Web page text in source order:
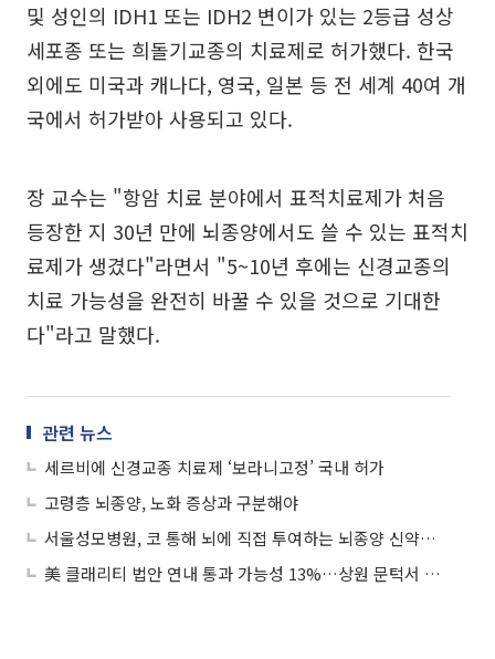
및 성인의 IDH1 또는 IDH2 변이가 있는 2등급 성상
세포종 또는 희돌기교종의 치료제로 허가했다. 한국
외에도 미국과 캐나다, 영국, 일본 등 전 세계 40여 개
국에서 허가받아 사용되고 있다.
장 교수는 "항암 치료 분야에서 표적치료제가 처음
등장한 지 30년 만에 뇌종양에서도 쓸 수 있는 표적치
료제가 생겼다"라면서 "5~10년 후에는 신경교종의
치료 가능성을 완전히 바꿀 수 있을 것으로 기대한
다"라고 말했다.
관련 뉴스
세르비에 신경교종 치료제 ‘보라니고정’ 국내 허가
고령층 뇌종양, 노화 증상과 구분해야
서울성모병원, 코 통해 뇌에 직접 투여하는 뇌종양 신약개발 도전
美 클래리티 법안 연내 통과 가능성 13%…상원 문턱서 제동